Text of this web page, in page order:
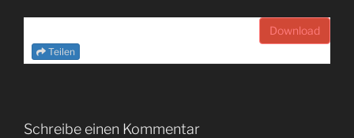
Download
Teilen
Schreibe einen Kommentar